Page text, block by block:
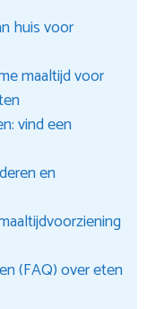
huis voor
maaltijd voor
vind een
en
(FAQ) over eten